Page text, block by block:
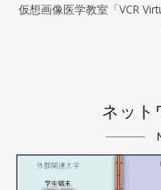
仮想画像医学教室「VCR
ネット